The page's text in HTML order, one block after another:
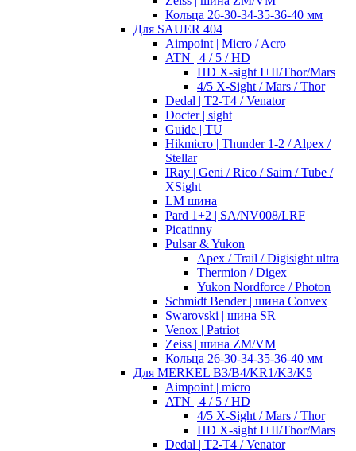
Кольца 26-30-34-35-36-40 мм
Для SAUER 404
Aimpoint | Micro / Acro
ATN | 4 / 5 / HD
HD X-sight I+II/Thor/Mars
4/5 X-Sight / Mars / Thor
Dedal | T2-T4 / Venator
Docter | sight
Guide | TU
Hikmicro | Thunder 1-2 / Alpex /
Stellar
IRay | Geni / Rico / Saim / Tube /
XSight
LM шина
Pard 1+2 | SA/NV008/LRF
Picatinny
Pulsar & Yukon
Apex / Trail / Digisight ultra
Thermion / Digex
Yukon Nordforce / Photon
Schmidt Bender | шина Convex
Swarovski | шина SR
Venox | Patriot
Zeiss | шина ZM/VM
Кольца 26-30-34-35-36-40 мм
Для MERKEL B3/B4/KR1/K3/K5
Aimpoint | micro
ATN | 4 / 5 / HD
4/5 X-Sight / Mars / Thor
HD X-sight I+II/Thor/Mars
Dedal | T2-T4 / Venator